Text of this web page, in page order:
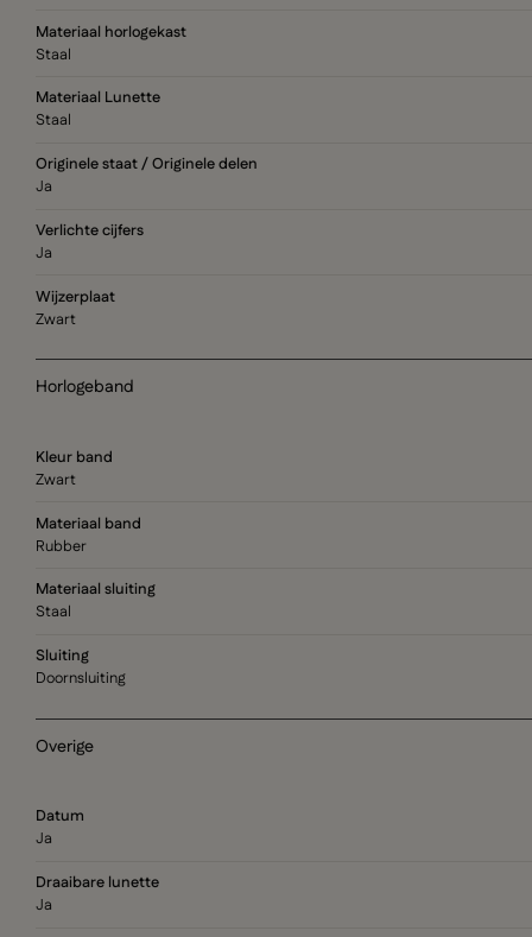
Materiaal horlogekast
Staal
Materiaal Lunette
Staal
Originele staat / Originele delen
Ja
Verlichte cijfers
Ja
Wijzerplaat
Zwart
Horlogeband
Kleur band
Zwart
Materiaal band
Rubber
Materiaal sluiting
Staal
Sluiting
Doornsluiting
Overige
Datum
Ja
Draaibare lunette
Ja